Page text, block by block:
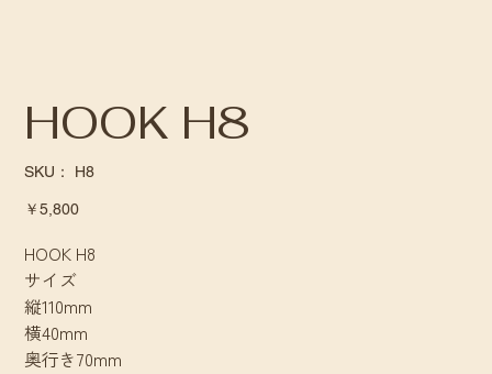
HOOK H8
SKU：
SKU：
H8
価
￥5,800
HOOK H8
サイズ
縦110mm
横40mm
奥行き70mm